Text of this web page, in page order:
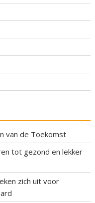
van de Toekomst
tot gezond en lekker
zich uit voor